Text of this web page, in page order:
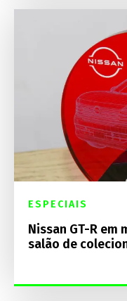
ESPECIAIS
Nissan GT-R em
salão de